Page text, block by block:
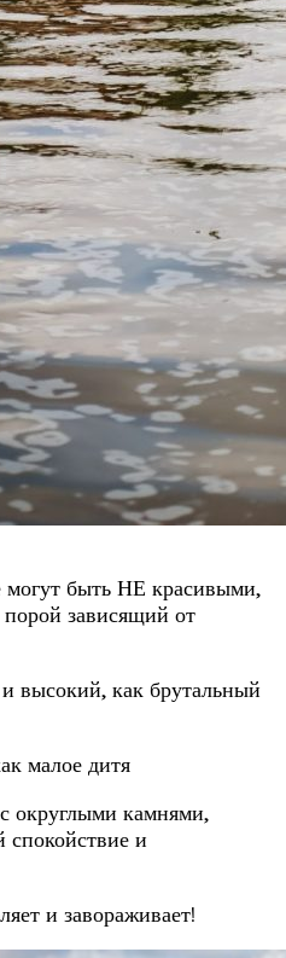
быть НЕ красивыми,
зависящий от
как брутальный
малое дитя
округлыми камнями,
и
и завораживает!